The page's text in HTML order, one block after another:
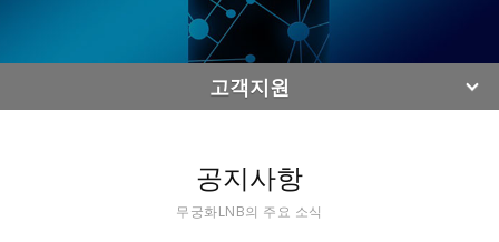
고객지원
공지사항
무궁화LNB의 주요 소식